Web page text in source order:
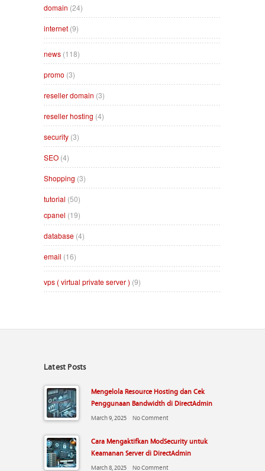
domain (24)
internet (9)
news (118)
promo (3)
reseller domain (3)
reseller hosting (4)
security (3)
SEO (4)
Shopping (3)
tutorial (50)
cpanel (19)
database (4)
email (16)
vps ( virtual private server ) (9)
Latest Posts
Mengelola Resource Hosting dan Cek
Penggunaan Bandwidth di DirectAdmin
March 9, 2025 No Comment
Cara Mengaktifkan ModSecurity untuk
Keamanan Server di DirectAdmin
March 8, 2025 No Comment